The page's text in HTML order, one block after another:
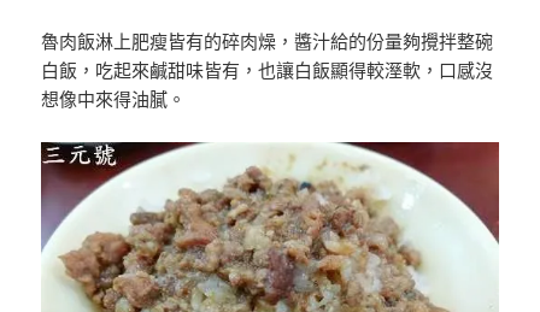
魯肉飯淋上肥瘦皆有的碎肉燥，醬汁給的份量夠攪拌整碗
白飯，吃起來鹹甜味皆有，也讓白飯顯得較溼軟，口感沒
想像中來得油膩。